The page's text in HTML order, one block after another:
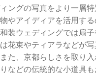
ングの写真をより一層
やアイディアを活用す
装ウェディングでは扇
花束やティアラなどが
た、京都らしさを取り
などの伝統的な小道具